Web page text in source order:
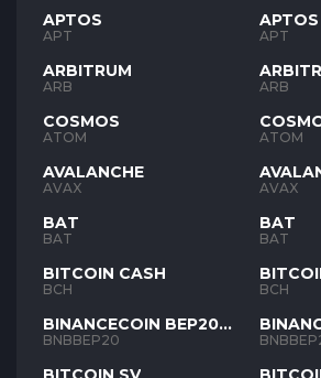
APTOS
APT
ARBITRUM
ARB
COSMOS
ATOM
AVALANCHE
AVAX
BAT
BAT
BITCOIN CASH
BCH
BINANCECOIN BEP20
BNB
BNBBEP20
APTOS
APT
ARB
ATOM
AVAX
BAT
BAT
BCH
BNB